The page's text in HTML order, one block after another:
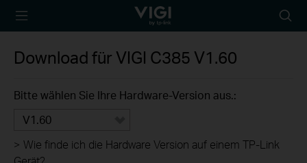
TP-Link, Reliably
Download für VIGI C385 V1.60
Bitte wählen Sie Ihre Hardware-Version aus.:
V1.60
> Wie finde ich die Hardware Version auf einem TP-Link